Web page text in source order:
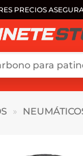
PRECIOS
»